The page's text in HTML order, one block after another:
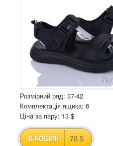
Розмірний ряд: 37-42
Комплектація ящика: 6
Ціна за пару: 13 $
В КОШИК 78 $